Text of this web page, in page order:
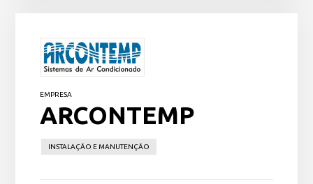
EMPRESA
ARCONTEMP
INSTALAÇÃO E MANUTENÇÃO